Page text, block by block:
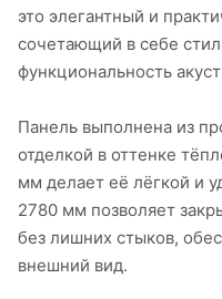
это элегантный и
сочетающий в себе
функциональность
Панель выполнена из
отделкой в оттенке
мм делает её лёгкой и
2780 мм позволяет
без лишних стыков,
внешний вид.